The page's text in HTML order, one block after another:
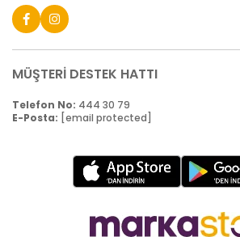
MÜŞTERİ DESTEK HATTI
Telefon No: 444 30 79
E-Posta: [email protected]